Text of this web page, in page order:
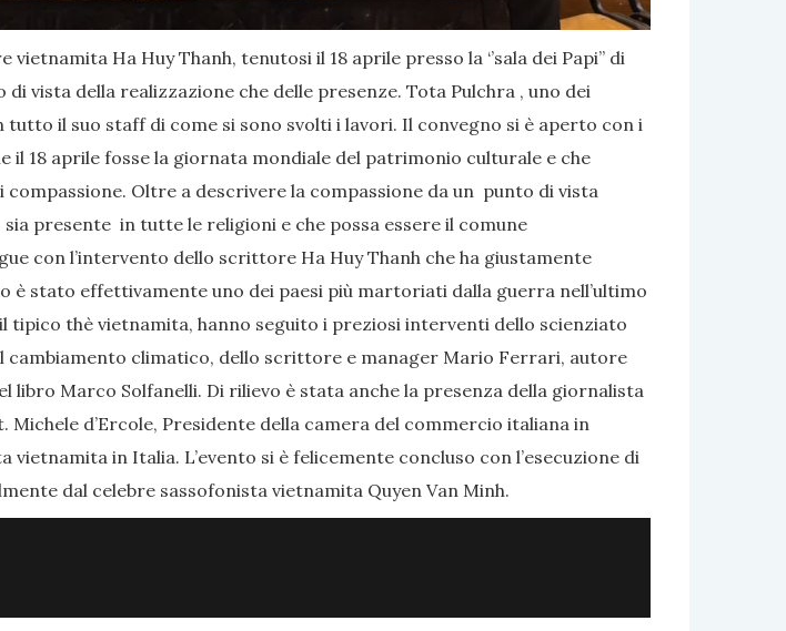
Ha Huy Thanh, tenutosi il 18 aprile presso la ‘’sala dei Papi’’ di
vista della realizzazione che delle presenze. Tota Pulchra , uno dei
il suo staff di come si sono svolti i lavori. Il convegno si è aperto con i
il 18 aprile fosse la giornata mondiale del patrimonio culturale e che
Oltre a descrivere la compassione da un punto di vista
presente in tutte le religioni e che possa essere il comune
con l’intervento dello scrittore Ha Huy Thanh che ha giustamente
è stato effettivamente uno dei paesi più martoriati dalla guerra nell’ultimo
tipico thè vietnamita, hanno seguito i preziosi interventi dello scienziato
climatico, dello scrittore e manager Mario Ferrari, autore
libro Marco Solfanelli. Di rilievo è stata anche la presenza della giornalista
d’Ercole, Presidente della camera del commercio italiana in
in Italia. L’evento si è felicemente concluso con l’esecuzione di
dal celebre sassofonista vietnamita Quyen Van Minh.